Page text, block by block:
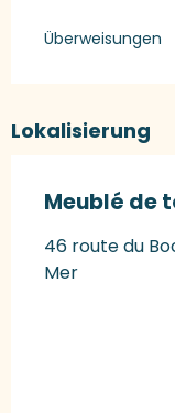
Überweisungen
Lokalisierung
Meublé de
46 route du
Mer